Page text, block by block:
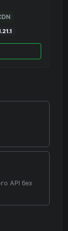
API без